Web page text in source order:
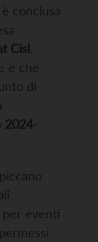
conclusa
Cisl.
e che
di
2024-
per eventi